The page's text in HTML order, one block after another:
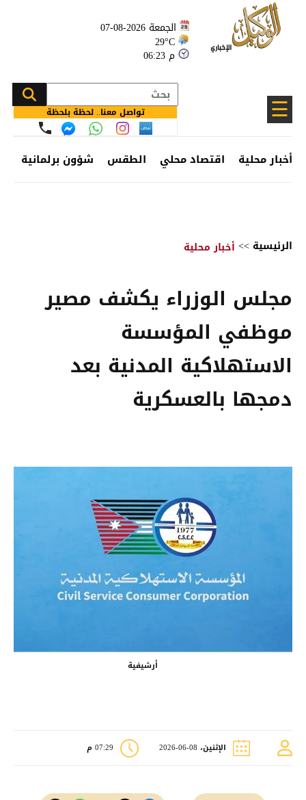
الجمعة 2026-08-07
29°C
06:23 م
☰ تواصل معنا.. لحظة بلحظة
أخبار محلية اقتصاد محلي الطقس شؤون برلمانية
الرئيسية >> أخبار محلية
مجلس الوزراء يكشف مصير
موظفي المؤسسة
الاستهلاكية المدنية بعد
دمجها بالعسكرية
أرشيفية
الإثنين، 08-06-2026 07:29 م